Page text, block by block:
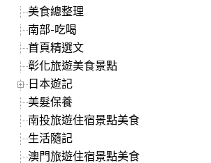
美食總整理
南部-吃喝
首頁精選文
彰化旅遊美食景點
日本遊記
美髮保養
南投旅遊住宿景點美食
生活隨記
澳門旅遊住宿景點美食